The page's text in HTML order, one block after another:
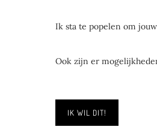
Ik sta te popelen om
Ook zijn er
IK WIL DIT!